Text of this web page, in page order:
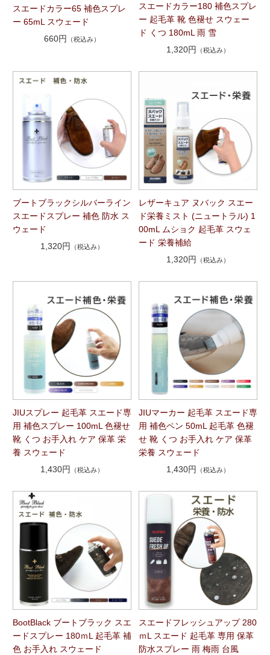
スエードカラー65 補色スプレ
ー 65mL スウェード
660円
（税込み）
スエードカラー180 補色スプレ
ー 起毛革 靴 色褪せ スウェー
ド くつ 180mL 雨 雪
1,320円
（税込み）
ブートブラックシルバーライン
スエードスプレー 補色 防水 ス
ウェード
1,320円
（税込み）
レザーキュア ヌバック スエー
ド栄養ミスト (ニュートラル) 1
00mL ムショク 起毛革 スウェ
ード 栄養補給
1,320円
（税込み）
JIUスプレー 起毛革 スエード専
用 補色スプレー 100mL 色褪せ
靴 くつ お手入れ ケア 保革 栄
養 スウェード
1,430円
（税込み）
JIUマーカー 起毛革 スエード専
用 補色ペン 50mL 起毛革 色褪
せ 靴 くつ お手入れ ケア 保革
栄養 スウェード
1,430円
（税込み）
BootBlack ブートブラック スエ
ードスプレー 180ｍL 起毛革 補
色 お手入れ スウェード
スエードフレッシュアップ 280
ｍL スエード 起毛革 専用 保革
防水スプレー 雨 梅雨 台風